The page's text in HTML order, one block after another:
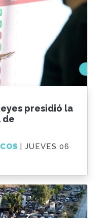
presidió la
de
| JUEVES 06